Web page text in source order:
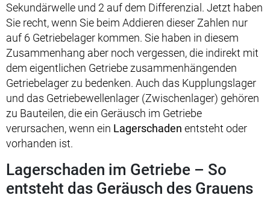
Sekundärwelle und 2 auf dem Differenzial. Jetzt haben
Sie recht, wenn Sie beim Addieren dieser Zahlen nur
auf 6 Getriebelager kommen. Sie haben in diesem
Zusammenhang aber noch vergessen, die indirekt mit
dem eigentlichen Getriebe zusammenhängenden
Getriebelager zu bedenken. Auch das Kupplungslager
und das Getriebewellenlager (Zwischenlager) gehören
zu Bauteilen, die ein Geräusch im Getriebe
verursachen, wenn ein Lagerschaden entsteht oder
vorhanden ist.
Lagerschaden im Getriebe – So
entsteht das Geräusch des Grauens